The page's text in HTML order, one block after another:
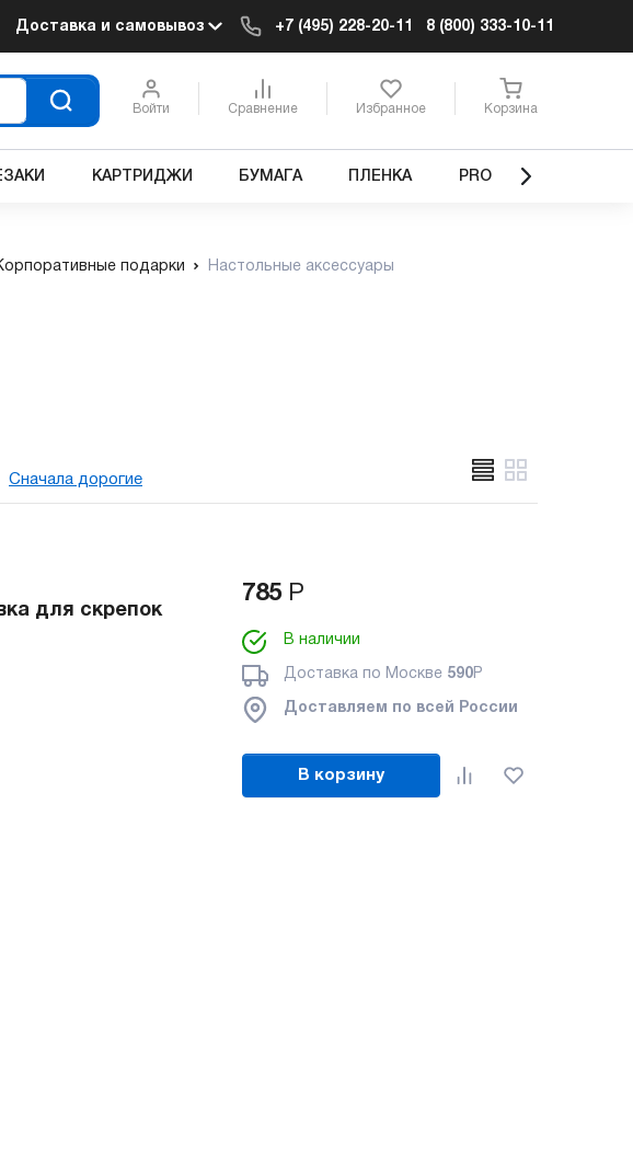
Доставка и самовывоз +7 (495) 228-20-11 8 (800) 333-10-11
Войти Сравнение Избранное Корзина
КАРТРИДЖИ БУМАГА ПЛЕНКА PRO
подарки Настольные аксессуары
Сначала дорогие
для скрепок
785 Р
В наличии
Доставка по Москве 590Р
Доставляем по всей России
В корзину